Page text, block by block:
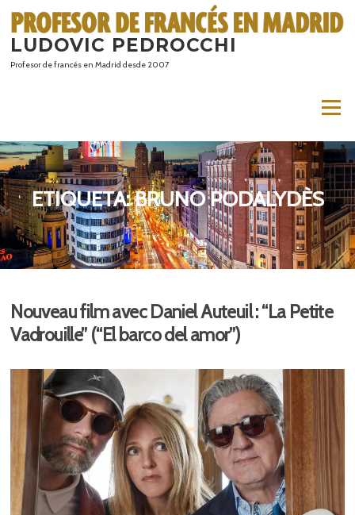
contenido
LUDOVIC PEDROCCHI
Profesor de francés en Madrid desde 2007
Menú
ETIQUETA:BRUNO PODALYDÈS
Nouveau film avec Daniel Auteuil : “La Petite
Vadrouille” (“El barco del amor”)